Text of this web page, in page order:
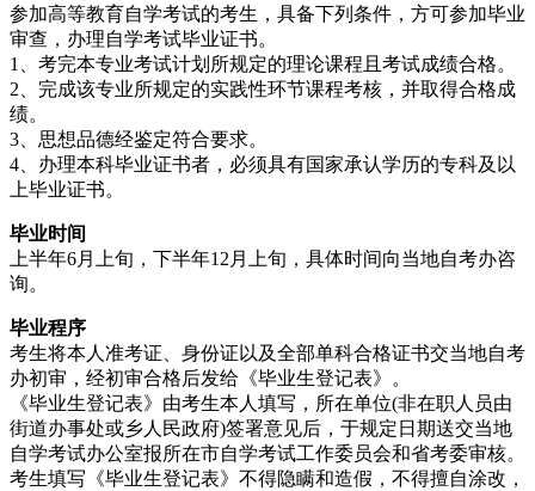
参加高等教育自学考试的考生，具备下列条件，方可参加毕业
审查，办理自学考试毕业证书。
1、考完本专业考试计划所规定的理论课程且考试成绩合格。
2、完成该专业所规定的实践性环节课程考核，并取得合格成
绩。
3、思想品德经鉴定符合要求。
4、办理本科毕业证书者，必须具有国家承认学历的专科及以
上毕业证书。
毕业时间
上半年6月上旬，下半年12月上旬，具体时间向当地自考办咨
询。
毕业程序
考生将本人准考证、身份证以及全部单科合格证书交当地自考
办初审，经初审合格后发给《毕业生登记表》。
《毕业生登记表》由考生本人填写，所在单位(非在职人员由
街道办事处或乡人民政府)签署意见后，于规定日期送交当地
自学考试办公室报所在市自学考试工作委员会和省考委审核。
考生填写《毕业生登记表》不得隐瞒和造假，不得擅自涂改，